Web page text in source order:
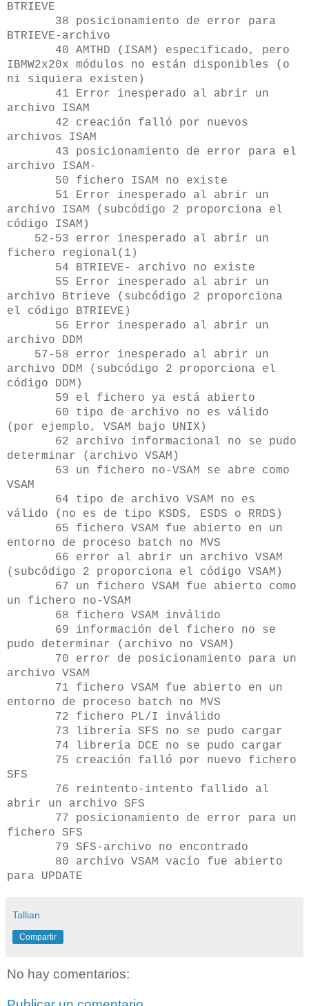
BTRIEVE
38 posicionamiento de error para
BTRIEVE-archivo
40 AMTHD (ISAM) especificado, pero
IBMW2x20x módulos no están disponibles (o
ni siquiera existen)
41 Error inesperado al abrir un
archivo ISAM
42 creación falló por nuevos
archivos ISAM
43 posicionamiento de error para el
archivo ISAM-
50 fichero ISAM no existe
51 Error inesperado al abrir un
archivo ISAM (subcódigo 2 proporciona el
código ISAM)
52-53 error inesperado al abrir un
fichero regional(1)
54 BTRIEVE- archivo no existe
55 Error inesperado al abrir un
archivo Btrieve (subcódigo 2 proporciona
el código BTRIEVE)
56 Error inesperado al abrir un
archivo DDM
57-58 error inesperado al abrir un
archivo DDM (subcódigo 2 proporciona el
código DDM)
59 el fichero ya está abierto
60 tipo de archivo no es válido
(por ejemplo, VSAM bajo UNIX)
62 archivo informacional no se pudo
determinar (archivo VSAM)
63 un fichero no-VSAM se abre como
VSAM
64 tipo de archivo VSAM no es
válido (no es de tipo KSDS, ESDS o RRDS)
65 fichero VSAM fue abierto en un
entorno de proceso batch no MVS
66 error al abrir un archivo VSAM
(subcódigo 2 proporciona el código VSAM)
67 un fichero VSAM fue abierto como
un fichero no-VSAM
68 fichero VSAM inválido
69 información del fichero no se
pudo determinar (archivo no VSAM)
70 error de posicionamiento para un
archivo VSAM
71 fichero VSAM fue abierto en un
entorno de proceso batch no MVS
72 fichero PL/I inválido
73 librería SFS no se pudo cargar
74 librería DCE no se pudo cargar
75 creación falló por nuevo fichero
SFS
76 reintento-intento fallido al
abrir un archivo SFS
77 posicionamiento de error para un
fichero SFS
79 SFS-archivo no encontrado
80 archivo VSAM vacío fue abierto
para UPDATE
Tallian
Compartir
No hay comentarios: